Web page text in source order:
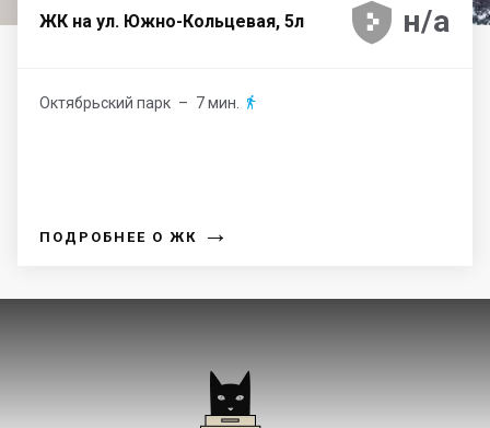
ЖК на ул. Южно-Кольцевая, 5л 



 н/а
Октябрьский парк – 7 мин. 
ПОДРОБНЕЕ О ЖК →